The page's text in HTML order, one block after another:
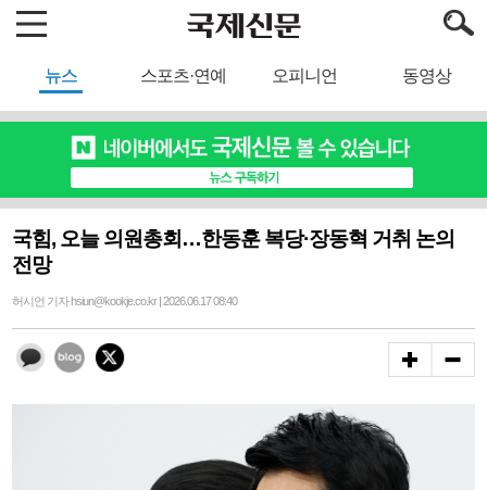
뉴스 스포츠·연예 오피니언 동영상
국힘, 오늘 의원총회…한동훈 복당·장동혁 거취 논의
전망
허시언 기자 hsiun@kookje.co.kr | 2026.06.17 08:40